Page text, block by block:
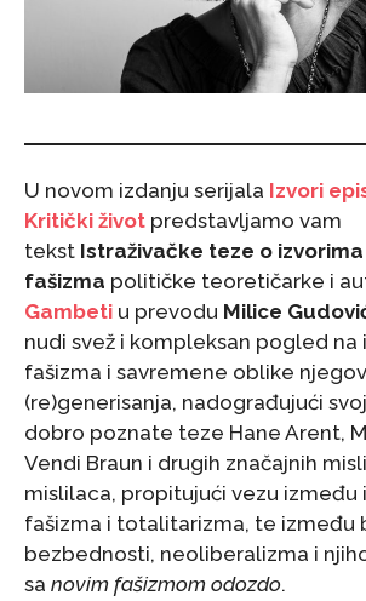
U novom izdanju serijala Izvori
Kritički život predstavljamo vam
tekst Istraživačke teze o
fašizma političke teoretičarke i
Gambeti u prevodu Milice
nudi svež i kompleksan pogled na
fašizma i savremene oblike
(re)generisanja, nadograđujući
dobro poznate teze Hane Arent,
Vendi Braun i drugih značajnih
mislilaca, propitujući vezu između
fašizma i totalitarizma, te između
bezbednosti, neoliberalizma i
sa novim fašizmom odozdo.